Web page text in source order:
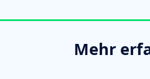
Mehr